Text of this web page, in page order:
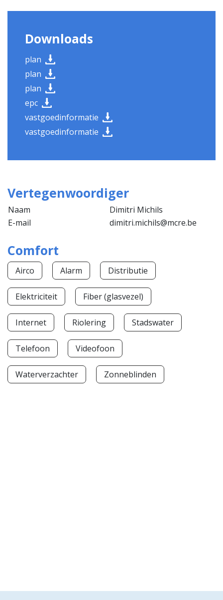
Downloads
plan
plan
plan
epc
vastgoedinformatie
vastgoedinformatie
Vertegenwoordiger
Naam
Dimitri Michils
E-mail
dimitri.michils@mcre.be
Comfort
Airco Alarm Distributie
Elektriciteit Fiber (glasvezel)
Internet Riolering Stadswater
Telefoon Videofoon
Waterverzachter Zonneblinden